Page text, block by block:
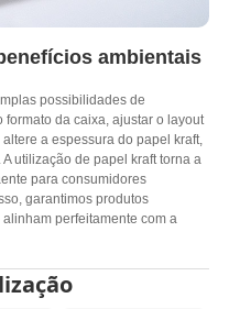
ambientais
possibilidades de
da caixa, ajustar o layout
a espessura do papel kraft,
utilização de papel kraft torna a
para consumidores
garantimos produtos
perfeitamente com a